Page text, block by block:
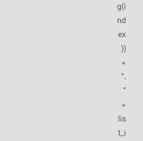
g(i
nd
ex
))
+
“.
”
+
lis
t_i